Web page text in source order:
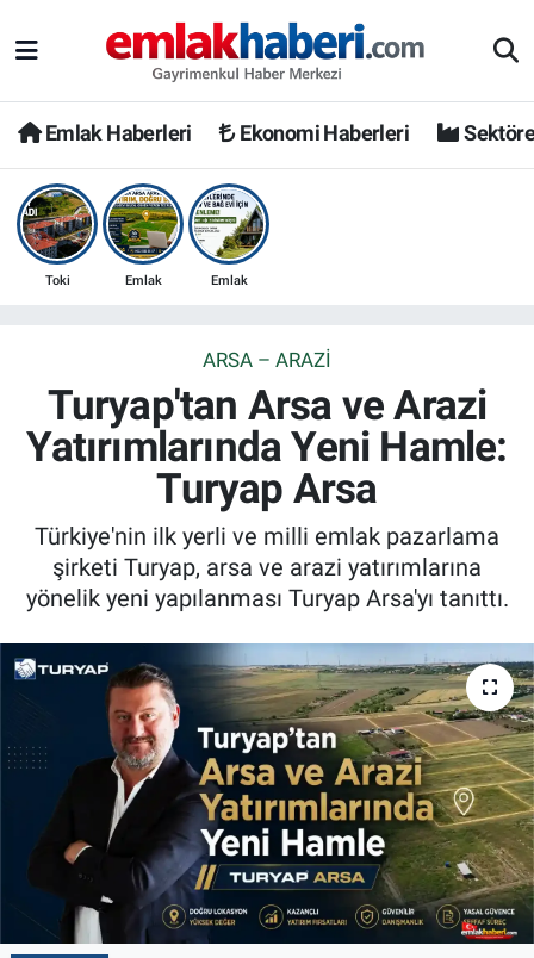
Emlak Haberleri Ekonomi Haberleri
Toki Emlak Emlak
ARSA – ARAZI
Turyap'tan Arsa ve Arazi
Yatırımlarında Yeni Hamle:
Turyap Arsa
Türkiye'nin ilk yerli ve milli emlak pazarlama
şirketi Turyap, arsa ve arazi yatırımlarına
yönelik yeni yapılanması Turyap Arsa'yı tanıttı.